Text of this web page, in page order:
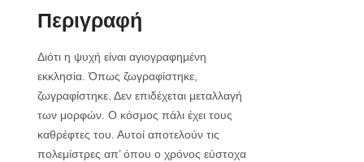
Περιγραφή
Διότι η ψυχή είναι αγιογραφημένη
εκκλησία. Όπως ζωγραφίστηκε,
ζωγραφίστηκε. Δεν επιδέχεται μεταλλαγή
των μορφών. Ο κόσμος πάλι έχει τους
καθρέφτες του. Αυτοί αποτελούν τις
πολεμίστρες απ’ όπου ο χρόνος εύστοχα